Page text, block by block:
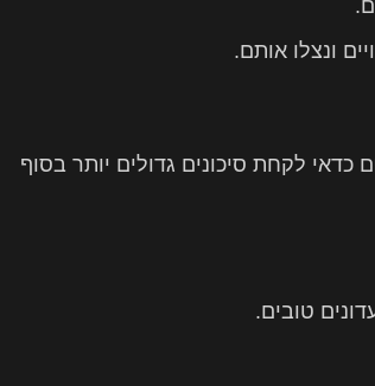
ונצלו אותם.
לקחת סיכונים גדולים יותר בסוף
טובים.